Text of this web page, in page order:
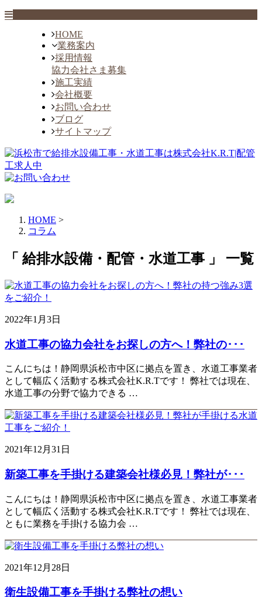
HOME
業務案内
採用情報
協力会社さま募集
施工実績
会社概要
お問い合わせ
ブログ
サイトマップ
HOME >
コラム
「 給排水設備・配管・水道工事 」 一覧
2022年1月3日
水道工事の協力会社をお探しの方へ！弊社の･･･
こんにちは！静岡県浜松市中区に拠点を置き、水道工事業者
として幅広く活動する株式会社K.R.Tです！ 弊社では現在、
水道工事の分野で協力できる …
2021年12月31日
新築工事を手掛ける建築会社様必見！弊社が･･･
こんにちは！静岡県浜松市中区に拠点を置き、水道工事業者
として幅広く活動する株式会社K.R.Tです！ 弊社では現在、
ともに業務を手掛ける協力会 …
2021年12月28日
衛生設備工事を手掛ける弊社の想い